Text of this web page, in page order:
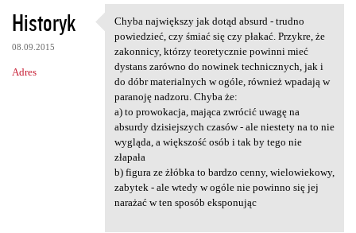
K
o
m
e
Historyk
08.09.2015
Adres
Chyba największy jak dotąd
Chyba największy jak dotąd absurd - trudno
powiedzieć, czy śmiać się czy płakać. Przykre, że
zakonnicy, którzy teoretycznie powinni mieć
dystans zarówno do nowinek technicznych, jak i
do dóbr materialnych w ogóle, również wpadają w
paranoję nadzoru. Chyba że:
a) to prowokacja, mająca zwrócić uwagę na
absurdy dzisiejszych czasów - ale niestety na to nie
wygląda, a większość osób i tak by tego nie
złapała
b) figura ze żłóbka to bardzo cenny, wielowiekowy,
zabytek - ale wtedy w ogóle nie powinno się jej
narażać w ten sposób eksponując